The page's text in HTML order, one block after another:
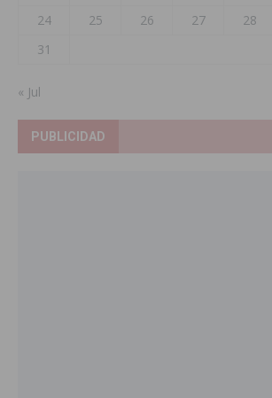
24
25 26 27 28
31
« Jul
PUBLICIDAD